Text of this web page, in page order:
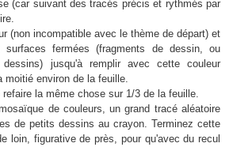
(car suivant des tracés précis et rythmés par
(non incompatible avec le thème de départ) et
fermées (fragments de dessin, ou
jusqu'à remplir avec cette couleur
moitié environ de la feuille.
la même chose sur 1/3 de la feuille.
de couleurs, un grand tracé aléatoire
de petits dessins au crayon. Terminez cette
loin, figurative de près, pour qu'avec du recul